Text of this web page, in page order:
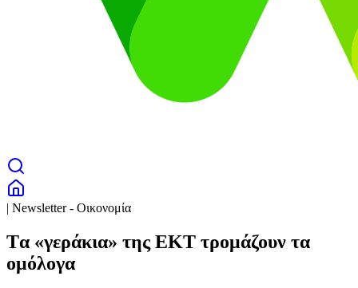
| Newsletter - Οικονομία
Tα «γεράκια» της ΕΚΤ τρομάζουν τα
ομόλογα